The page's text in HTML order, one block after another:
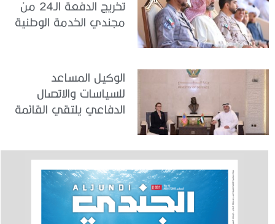
تخريج الدفعة الـ24 من
مجندي الخدمة الوطنية
الوكيل المساعد
للسياسات والاتصال
الدفاعي يلتقي القائمة